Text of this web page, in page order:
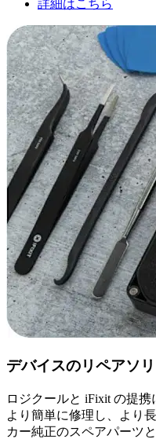
詳細はこちら
デバイスのリペアソ
ロジクールと iFixit の提
より簡単に修理し、より
カー純正のスペアパーツ